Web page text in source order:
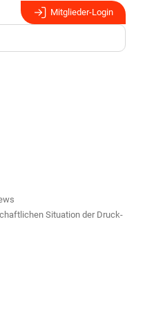
Mitglieder-Login
Situation der Druck-